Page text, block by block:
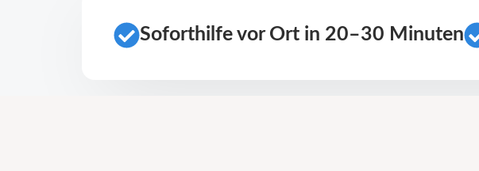
Soforthilfe vor Ort in 20–30 Minuten